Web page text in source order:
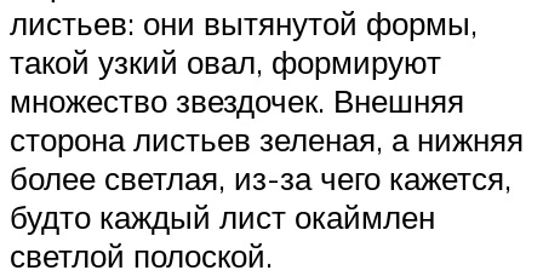
листьев: они вытянутой формы,
такой узкий овал, формируют
множество звездочек. Внешняя
сторона листьев зеленая, а нижняя
более светлая, из-за чего кажется,
будто каждый лист окаймлен
светлой полоской.